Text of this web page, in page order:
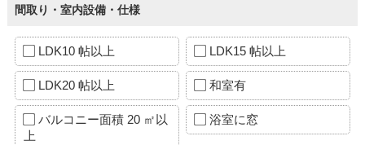
間取り・室内設備・仕様
LDK10 帖以上 LDK15 帖以上
LDK20 帖以上 和室有
バルコニー面積 20 ㎡以
上
浴室に窓